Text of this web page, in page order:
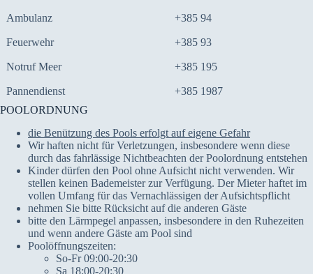
Ambulanz +385 94
Feuerwehr +385 93
Notruf Meer +385 195
Pannendienst
+385 1987
POOLORDNUNG
die Benützung des Pools erfolgt auf eigene Gefahr
Wir haften nicht für Verletzungen, insbesondere wenn diese
durch das fahrlässige Nichtbeachten der Poolordnung entstehen
Kinder dürfen den Pool ohne Aufsicht nicht verwenden. Wir
stellen keinen Bademeister zur Verfügung. Der Mieter haftet im
vollen Umfang für das Vernachlässigen der Aufsichtspflicht
nehmen Sie bitte Rücksicht auf die anderen Gäste
bitte den Lärmpegel anpassen, insbesondere in den Ruhezeiten
und wenn andere Gäste am Pool sind
Poolöffnungszeiten:
So-Fr 09:00-20:30
Sa 18:00-20:30